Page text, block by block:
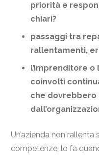
priorità e
chiari?
passaggi tra
rallentamenti,
l’imprenditore o
coinvolti
che
Un’azienda non
competenze, lo fa